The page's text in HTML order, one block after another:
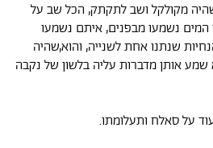
מקולקל ושב לתקתק, הכל שב על
המים נשמעו מבפנים, איתם נשמעו
שנתנו אחת לשנייה, והוא,שהיה
שמע אותן מדברות עליה בלשון של נקבה
על סאלח ותעלומתו.